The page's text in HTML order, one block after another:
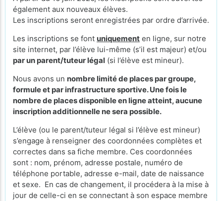
également aux nouveaux élèves.
Les inscriptions seront enregistrées par ordre d’arrivée.
Les inscriptions se font uniquement en ligne, sur notre
site internet, par l’élève lui-même (s’il est majeur) et/ou
par un parent/tuteur légal (si l’élève est mineur).
Nous avons un nombre limité de places par groupe,
formule et par infrastructure sportive. Une fois le
nombre de places disponible en ligne atteint, aucune
inscription additionnelle ne sera possible.
L’élève (ou le parent/tuteur légal si l’élève est mineur)
s’engage à renseigner des coordonnées complètes et
correctes dans sa fiche membre. Ces coordonnées
sont : nom, prénom, adresse postale, numéro de
téléphone portable, adresse e-mail, date de naissance
et sexe. En cas de changement, il procédera à la mise à
jour de celle-ci en se connectant à son espace membre